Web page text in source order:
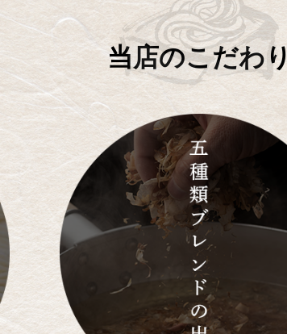
当店のこだわり